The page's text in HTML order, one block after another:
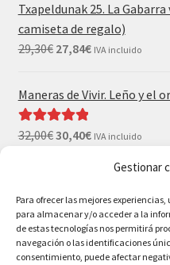
Gestionar
Para ofrecer las mejores
para almacenar y/o acceder a la
de estas tecnologías nos permitirá
navegación o las identificaciones
consentimiento, puede afectar
Txapeldunak 25. La
camiseta de regalo)
29,30€ 27,84€ IVA incluido
Maneras de Vivir. Leño y el
Valorado con
32,00€30,40€ IVA incluido
camiseta y postales de
35,00€33,25€